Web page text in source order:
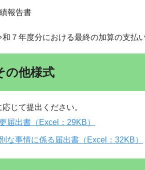
報告書
年度分における最終の加算の支払い
の他様式
応じて提出ください。
届出書（Excel：29KB）
な事情に係る届出書（Excel：32KB）